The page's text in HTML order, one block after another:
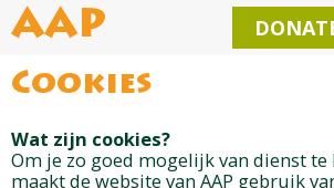
Skip
toAAP
Cookies
Wat zijn cookies?
Om je zo goed mogelijk van dienst
maakt de website van AAP gebruik